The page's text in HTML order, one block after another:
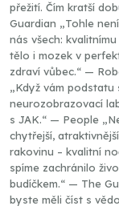
přežití. Čím kratší
Guardian „Tohle
nás všech:
tělo i mozek v
zdraví vůbec.“ —
„Když vám
neurozobrazovací
s JAK.“ — People
chytřejší,
rakovinu – kvalitní
spíme zachránilo
budíčkem.“ — The
byste měli číst s